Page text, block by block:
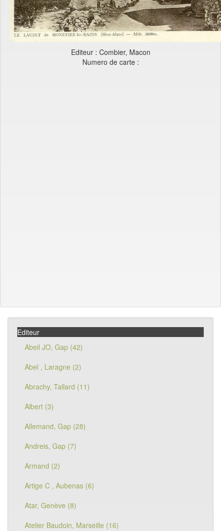
Editeur : Combier, Macon
Numero de carte :
Editeur
Abeil JO, Gap (42)
Abel , Laragne (2)
Abrachy, Tallard (11)
Albert (3)
Allemand, Gap (28)
Andreis, Gap (7)
Armand (2)
Artige C , Aubenas (6)
Atar, Genève (8)
Atelier Baudoin, Marseille (16)